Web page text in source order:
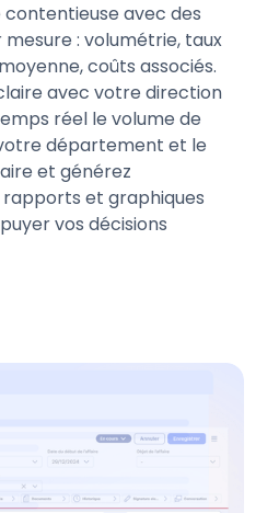
avec des
: volumétrie, taux
coûts associés.
avec votre direction
réel le volume de
département et le
et générez
et graphiques
vos décisions